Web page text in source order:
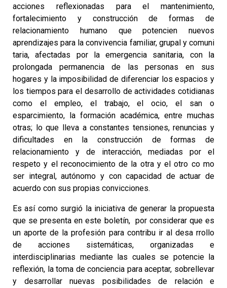
acciones reflexionadas para el mantenimiento,
fortalecimiento y construcción de formas de
relacionamiento humano que potencien nuevos
aprendizajes para la convivencia familiar, grupal y comuni
taria, afectadas por la emergencia sanitaria, con la
prolongada permanencia de las personas en sus
hogares y la imposibilidad de diferenciar los espacios y
los tiempos para el desarrollo de actividades cotidianas
como el empleo, el trabajo, el ocio, el san o
esparcimiento, la formación académica, entre muchas
otras; lo que lleva a constantes tensiones, renuncias y
dificultades en la construcción de formas de
relacionamiento y de interacción, mediadas por el
respeto y el reconocimiento de la otra y el otro co mo
ser integral, autónomo y con capacidad de actuar de
acuerdo con sus propias convicciones.
Es así como surgió la iniciativa de generar la propuesta
que se presenta en este boletín, por considerar que es
un aporte de la profesión para contribu ir al desa rrollo
de acciones sistemáticas, organizadas e
interdisciplinarias mediante las cuales se potencie la
reflexión, la toma de conciencia para aceptar, sobrellevar
y desarrollar nuevas posibilidades de relación e